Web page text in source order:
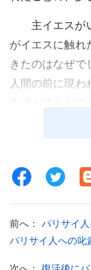
主イエスが
がイエスに触れ
きたのはなぜ
人間の前に現わ
とはあります
って理論的に言
しかし、主イエ
現われたことで
前へ： パリサイ
パリサイ人への叱